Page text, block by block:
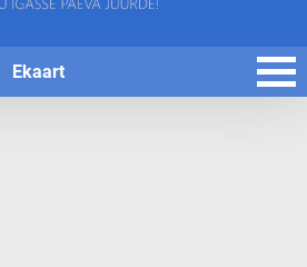
Ekaart